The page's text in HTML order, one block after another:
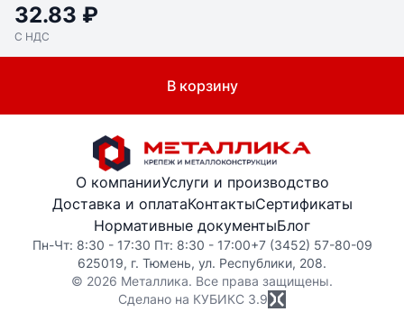
32.83 ₽
С НДС
В корзину
О компанииУслуги и производство
Доставка и оплатаКонтактыСертификаты
Нормативные документыБлог
Пн-Чт: 8:30 - 17:30 Пт: 8:30 - 17:00+7 (3452) 57-80-09
625019, г. Тюмень, ул. Республики, 208.
© 2026 Металлика. Все права защищены.
Сделано на КУБИКС 3.9